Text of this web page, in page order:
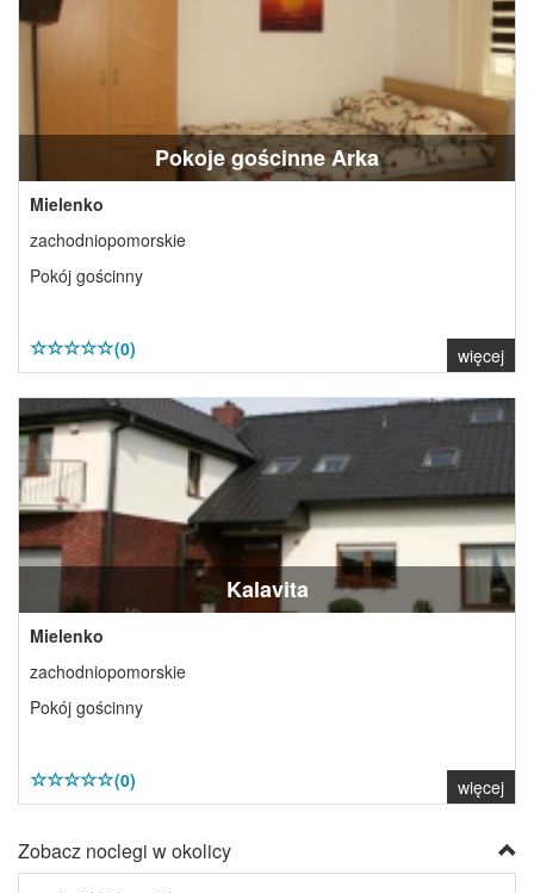
Pokoje gościnne Arka
Mielenko
zachodniopomorskie
Pokój gościnny
(0) więcej
Kalavita
Mielenko
zachodniopomorskie
Pokój gościnny
(0) więcej
Zobacz noclegi w okolicy